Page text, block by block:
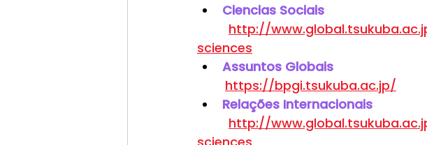
Ciencias Sociais
http://
sciences
Assuntos Globais
https://bpgi.tsukuba.ac.jp/
Relações Internacionais
http://